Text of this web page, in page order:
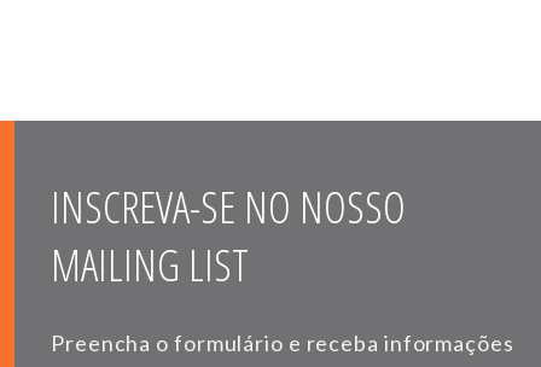
INSCREVA-SE NO NOSSO
MAILING LIST
Preencha o formulário e receba informações